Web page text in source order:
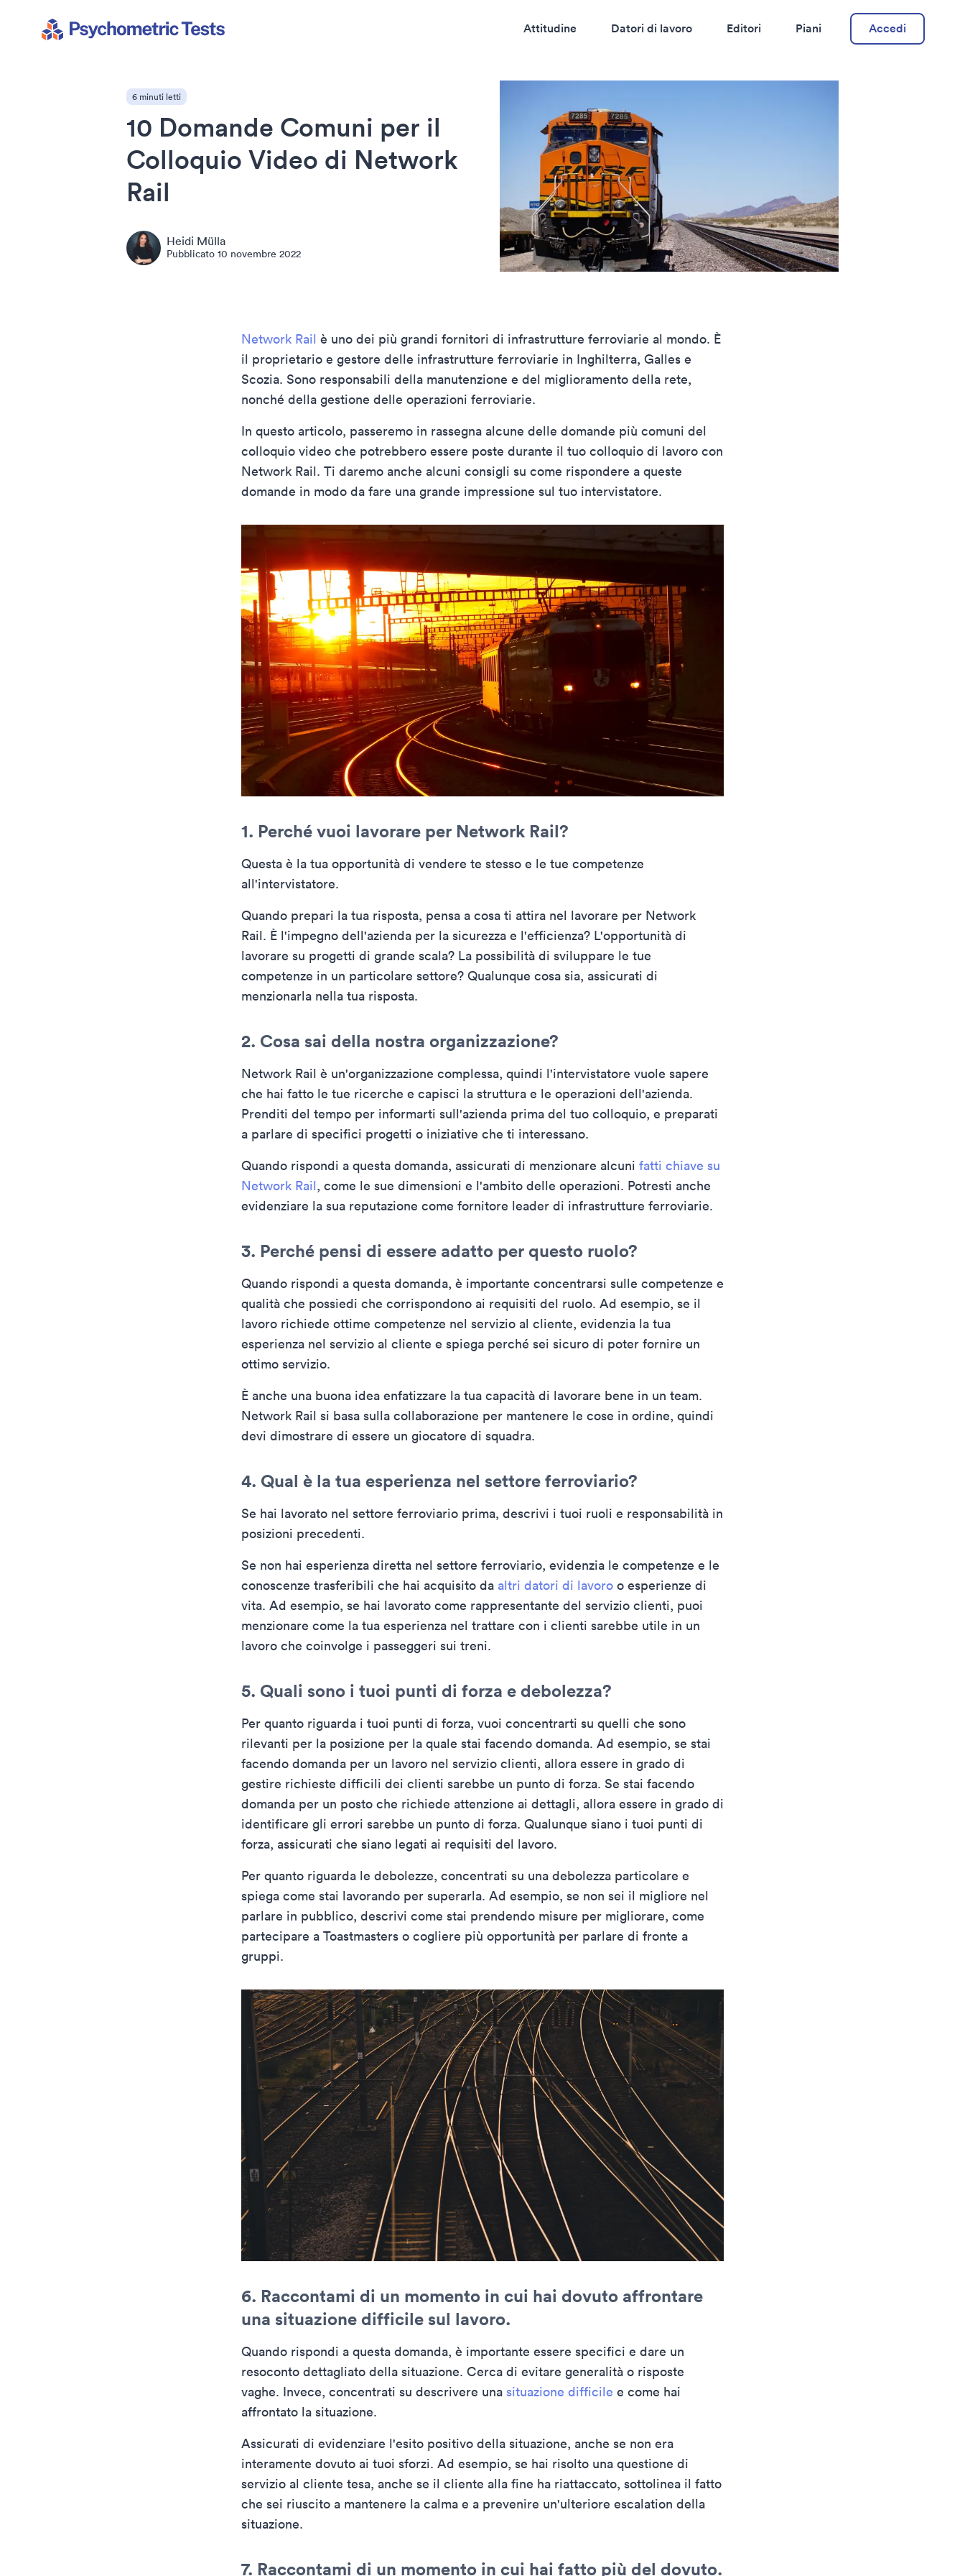
Attitudine Datori di lavoro Editori Piani Accedi
6 minuti letti
10 Domande Comuni per il
Colloquio Video di Network
Rail
Heidi Mülla
Pubblicato 10 novembre 2022
Network Rail è uno dei più grandi fornitori di infrastrutture ferroviarie al mondo. È
il proprietario e gestore delle infrastrutture ferroviarie in Inghilterra, Galles e
Scozia. Sono responsabili della manutenzione e del miglioramento della rete,
nonché della gestione delle operazioni ferroviarie.
In questo articolo, passeremo in rassegna alcune delle domande più comuni del
colloquio video che potrebbero essere poste durante il tuo colloquio di lavoro con
Network Rail. Ti daremo anche alcuni consigli su come rispondere a queste
domande in modo da fare una grande impressione sul tuo intervistatore.
1. Perché vuoi lavorare per Network Rail?
Questa è la tua opportunità di vendere te stesso e le tue competenze
all'intervistatore.
Quando prepari la tua risposta, pensa a cosa ti attira nel lavorare per Network
Rail. È l'impegno dell'azienda per la sicurezza e l'efficienza? L'opportunità di
lavorare su progetti di grande scala? La possibilità di sviluppare le tue
competenze in un particolare settore? Qualunque cosa sia, assicurati di
menzionarla nella tua risposta.
2. Cosa sai della nostra organizzazione?
Network Rail è un'organizzazione complessa, quindi l'intervistatore vuole sapere
che hai fatto le tue ricerche e capisci la struttura e le operazioni dell'azienda.
Prenditi del tempo per informarti sull'azienda prima del tuo colloquio, e preparati
a parlare di specifici progetti o iniziative che ti interessano.
Quando rispondi a questa domanda, assicurati di menzionare alcuni fatti chiave su
Network Rail, come le sue dimensioni e l'ambito delle operazioni. Potresti anche
evidenziare la sua reputazione come fornitore leader di infrastrutture ferroviarie.
3. Perché pensi di essere adatto per questo ruolo?
Quando rispondi a questa domanda, è importante concentrarsi sulle competenze e
qualità che possiedi che corrispondono ai requisiti del ruolo. Ad esempio, se il
lavoro richiede ottime competenze nel servizio al cliente, evidenzia la tua
esperienza nel servizio al cliente e spiega perché sei sicuro di poter fornire un
ottimo servizio.
È anche una buona idea enfatizzare la tua capacità di lavorare bene in un team.
Network Rail si basa sulla collaborazione per mantenere le cose in ordine, quindi
devi dimostrare di essere un giocatore di squadra.
4. Qual è la tua esperienza nel settore ferroviario?
Se hai lavorato nel settore ferroviario prima, descrivi i tuoi ruoli e responsabilità in
posizioni precedenti.
Se non hai esperienza diretta nel settore ferroviario, evidenzia le competenze e le
conoscenze trasferibili che hai acquisito da altri datori di lavoro o esperienze di
vita. Ad esempio, se hai lavorato come rappresentante del servizio clienti, puoi
menzionare come la tua esperienza nel trattare con i clienti sarebbe utile in un
lavoro che coinvolge i passeggeri sui treni.
5. Quali sono i tuoi punti di forza e debolezza?
Per quanto riguarda i tuoi punti di forza, vuoi concentrarti su quelli che sono
rilevanti per la posizione per la quale stai facendo domanda. Ad esempio, se stai
facendo domanda per un lavoro nel servizio clienti, allora essere in grado di
gestire richieste difficili dei clienti sarebbe un punto di forza. Se stai facendo
domanda per un posto che richiede attenzione ai dettagli, allora essere in grado di
identificare gli errori sarebbe un punto di forza. Qualunque siano i tuoi punti di
forza, assicurati che siano legati ai requisiti del lavoro.
Per quanto riguarda le debolezze, concentrati su una debolezza particolare e
spiega come stai lavorando per superarla. Ad esempio, se non sei il migliore nel
parlare in pubblico, descrivi come stai prendendo misure per migliorare, come
partecipare a Toastmasters o cogliere più opportunità per parlare di fronte a
gruppi.
6. Raccontami di un momento in cui hai dovuto affrontare
una situazione difficile sul lavoro.
Quando rispondi a questa domanda, è importante essere specifici e dare un
resoconto dettagliato della situazione. Cerca di evitare generalità o risposte
vaghe. Invece, concentrati su descrivere una situazione difficile e come hai
affrontato la situazione.
Assicurati di evidenziare l'esito positivo della situazione, anche se non era
interamente dovuto ai tuoi sforzi. Ad esempio, se hai risolto una questione di
servizio al cliente tesa, anche se il cliente alla fine ha riattaccato, sottolinea il fatto
che sei riuscito a mantenere la calma e a prevenire un'ulteriore escalation della
situazione.
7. Raccontami di un momento in cui hai fatto più del dovuto.